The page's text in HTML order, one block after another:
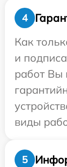
4
Как
и
работ Вы
виды
5